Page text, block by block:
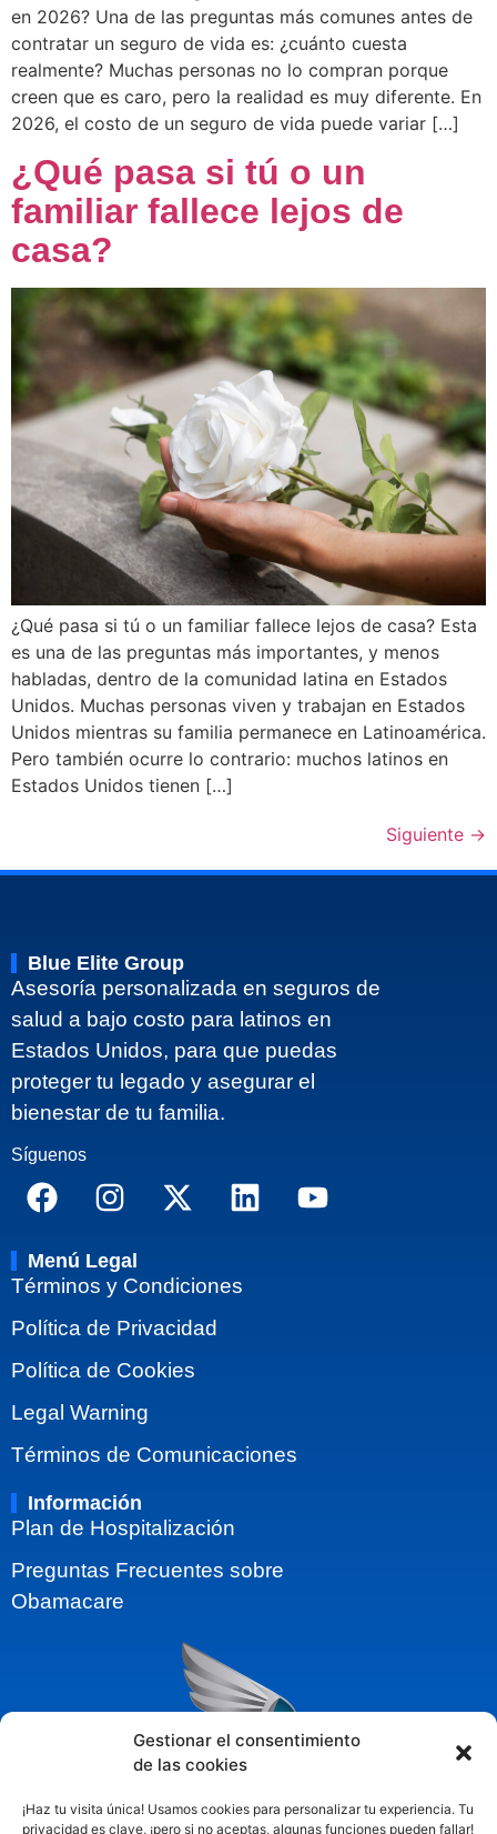
Gestionar el consentimiento
de las cookies
¡Haz tu visita única! Usamos cookies para personalizar tu experiencia. Tu
privacidad es clave, ¡pero si no aceptas, algunas funciones pueden fallar!
en 2026? Una de las preguntas más comunes antes de
contratar un seguro de vida es: ¿cuánto cuesta
realmente? Muchas personas no lo compran porque
creen que es caro, pero la realidad es muy diferente. En
2026, el costo de un seguro de vida puede variar […]
¿Qué pasa si tú o un
familiar fallece lejos de
casa?
¿Qué pasa si tú o un familiar fallece lejos de casa? Esta
es una de las preguntas más importantes, y menos
habladas, dentro de la comunidad latina en Estados
Unidos. Muchas personas viven y trabajan en Estados
Unidos mientras su familia permanece en Latinoamérica.
Pero también ocurre lo contrario: muchos latinos en
Estados Unidos tienen […]
Siguiente →
Blue Elite Group
Asesoría personalizada en seguros de
salud a bajo costo para latinos en
Estados Unidos, para que puedas
proteger tu legado y asegurar el
bienestar de tu familia.
Síguenos
Menú Legal
Términos y Condiciones
Política de Privacidad
Política de Cookies
Legal Warning
Términos de Comunicaciones
Información
Plan de Hospitalización
Preguntas Frecuentes sobre
Obamacare